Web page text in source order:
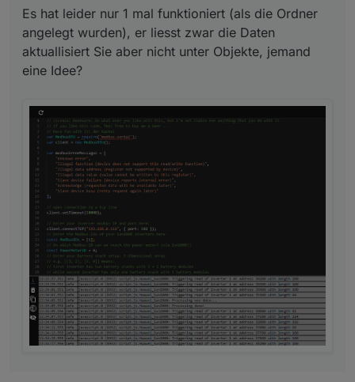
Es hat leider nur 1 mal funktioniert (als die Ordner
angelegt wurden), er liesst zwar die Daten
aktuallisiert Sie aber nicht unter Objekte, jemand
eine Idee?